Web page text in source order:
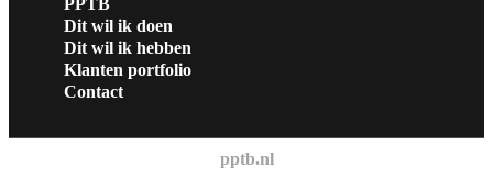
Dit wil ik doen
Dit wil ik hebben
Klanten portfolio
Contact
pptb.nl